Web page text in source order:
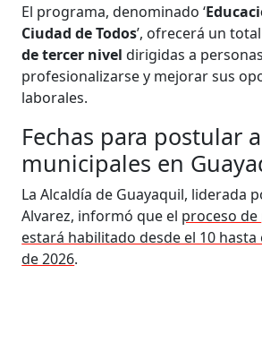
El programa, denominado ‘
Ciudad de Todos’, ofrecerá un
de tercer nivel dirigidas a
profesionalizarse y mejorar sus
laborales.
Fechas para postular
municipales en
La Alcaldía de Guayaquil, liderada
Alvarez, informó que el proceso de
estará habilitado desde el 10
de 2026.